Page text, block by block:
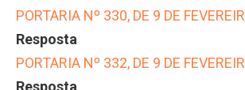
PORTARIA Nº 330, DE 9 DE
Resposta
PORTARIA Nº 332, DE 9 DE
Resposta